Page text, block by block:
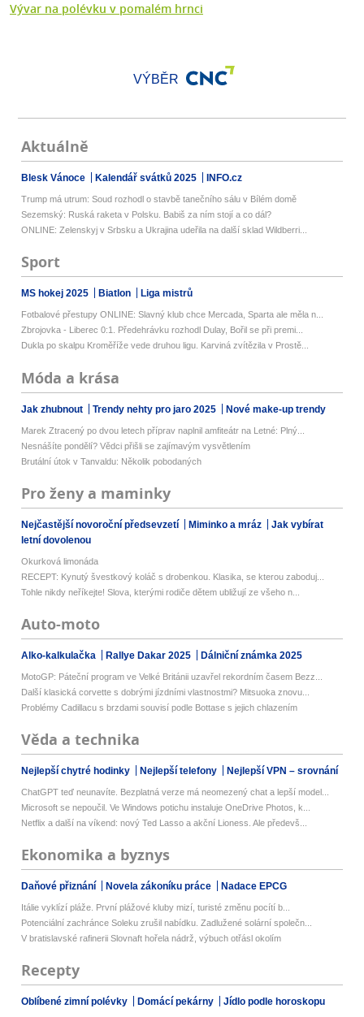
Vývar na polévku v pomalém hrnci
VÝBĚR
Aktuálně
Blesk Vánoce Kalendář svátků 2025 INFO.cz
Trump má utrum: Soud rozhodl o stavbě tanečního sálu v Bílém domě
Sezemský: Ruská raketa v Polsku. Babiš za ním stojí a co dál?
ONLINE: Zelenskyj v Srbsku a Ukrajina udeřila na další sklad Wildberri...
Sport
MS hokej 2025 Biatlon Liga mistrů
Fotbalové přestupy ONLINE: Slavný klub chce Mercada, Sparta ale měla n...
Zbrojovka - Liberec 0:1. Předehrávku rozhodl Dulay, Bořil se při premi...
Dukla po skalpu Kroměříže vede druhou ligu. Karviná zvítězila v Prostě...
Móda a krása
Jak zhubnout Trendy nehty pro jaro 2025 Nové make-up trendy
Marek Ztracený po dvou letech příprav naplnil amfiteátr na Letné: Plný...
Nesnášíte pondělí? Vědci přišli se zajímavým vysvětlením
Brutální útok v Tanvaldu: Několik pobodaných
Pro ženy a maminky
Nejčastější novoroční předsevzetí Miminko a mráz
Jak vybírat
letní dovolenou
Okurková limonáda
RECEPT: Kynutý švestkový koláč s drobenkou. Klasika, se kterou zaboduj...
Tohle nikdy neříkejte! Slova, kterými rodiče dětem ubližují ze všeho n...
Auto-moto
Alko-kalkulačka Rallye Dakar 2025 Dálniční známka 2025
MotoGP: Páteční program ve Velké Británii uzavřel rekordním časem Bezz...
Další klasická corvette s dobrými jízdními vlastnostmi? Mitsuoka znovu...
Problémy Cadillacu s brzdami souvisí podle Bottase s jejich chlazením
Věda a technika
Nejlepší chytré hodinky Nejlepší telefony Nejlepší VPN – srovnání
ChatGPT teď neunavíte. Bezplatná verze má neomezený chat a lepší model...
Microsoft se nepoučil. Ve Windows potichu instaluje OneDrive Photos, k...
Netflix a další na víkend: nový Ted Lasso a akční Lioness. Ale předevš...
Ekonomika a byznys
Daňové přiznání Novela zákoníku práce Nadace EPCG
Itálie vyklízí pláže. První plážové kluby mizí, turisté změnu pocítí b...
Potenciální zachránce Soleku zrušil nabídku. Zadlužené solární společn...
V bratislavské rafinerii Slovnaft hořela nádrž, výbuch otřásl okolím
Recepty
Oblíbené zimní polévky Domácí pekárny Jídlo podle horoskopu